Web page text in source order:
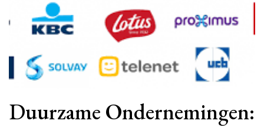
Duurzame Ondernemingen: